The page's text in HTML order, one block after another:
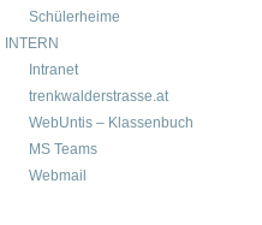
Schülerheime
INTERN
Intranet
trenkwalderstrasse.at
WebUntis – Klassenbuch
MS Teams
Webmail